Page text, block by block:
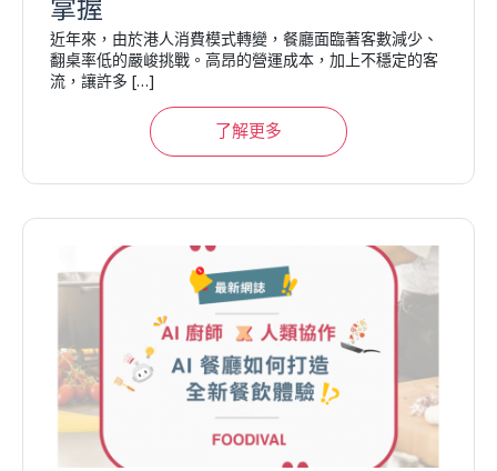
近年來，由於港人消費模式轉變，餐廳面臨著客數減少、
翻桌率低的嚴峻挑戰。高昂的營運成本，加上不穩定的客
流，讓許多 […]
了解更多